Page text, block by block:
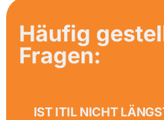
Häufig
Fragen:
IST ITIL NICHT